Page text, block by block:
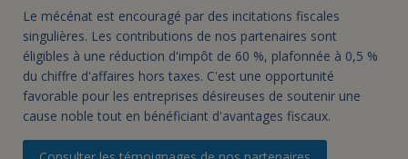
Le mécénat est encouragé par des incitations fiscales
singulières. Les contributions de nos partenaires sont
éligibles à une réduction d'impôt de 60 %, plafonnée à 0,5 %
du chiffre d'affaires hors taxes. C'est une opportunité
favorable pour les entreprises désireuses de soutenir une
cause noble tout en bénéficiant d'avantages fiscaux.